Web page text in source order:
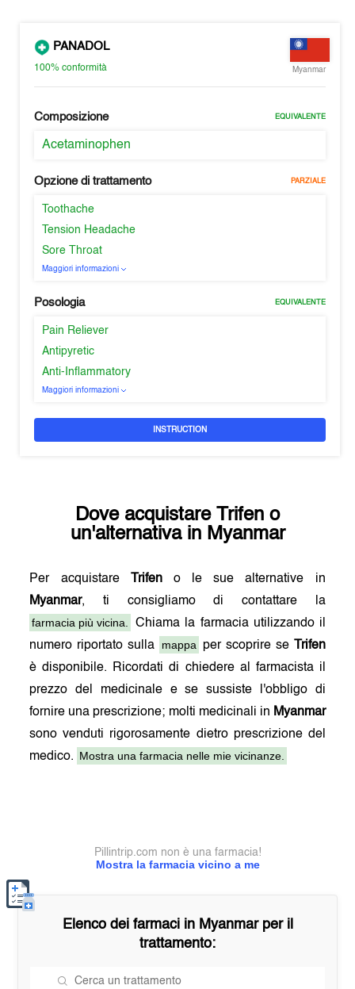
PANADOL
100%conformità Myanmar
Composizione EQUIVALENTE
Acetaminophen
Opzione di trattamento PARZIALE
Toothache
Tension Headache
Sore Throat
Maggiori informazioni
Posologia EQUIVALENTE
Pain Reliever
Antipyretic
Anti-Inflammatory
Maggiori informazioni
INSTRUCTION
Dove acquistare Trifen o
un'alternativa in Myanmar
Per acquistare Trifeno le sue alternative in
Myanmar, ti consigliamo di contattare la
farmacia più vicina.
Chiama la farmacia utilizzando il
numero riportato sulla
mappa per scoprire se
Trifen
è disponibile. Ricordati di chiedere al farmacista il
prezzo del medicinale e se sussiste l'obbligo di
fornire una prescrizione; molti medicinali in Myanmar
sono venduti rigorosamente dietro prescrizione del
medico. Mostra una farmacia nelle mie vicinanze.
Mostra la farmacia vicino a me
Pillintrip.com non è una farmacia!
Elenco dei farmaci in Myanmarper il
trattamento: